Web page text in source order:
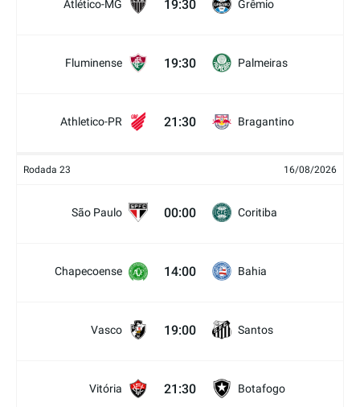
Atlético-MG 19:30 Grêmio
Fluminense 19:30 Palmeiras
Athletico-PR 21:30 Bragantino
Rodada 23 16/08/2026
São Paulo 00:00 Coritiba
Chapecoense 14:00 Bahia
Vasco 19:00 Santos
Vitória 21:30 Botafogo